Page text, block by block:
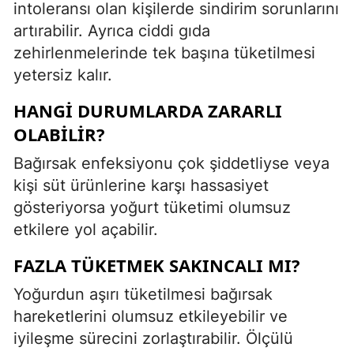
intoleransı olan kişilerde sindirim sorunlarını
artırabilir. Ayrıca ciddi gıda
zehirlenmelerinde tek başına tüketilmesi
yetersiz kalır.
HANGI DURUMLARDA ZARARLI
OLABILIR?
Bağırsak enfeksiyonu çok şiddetliyse veya
kişi süt ürünlerine karşı hassasiyet
gösteriyorsa yoğurt tüketimi olumsuz
etkilere yol açabilir.
FAZLA TÜKETMEK SAKINCALI MI?
Yoğurdun aşırı tüketilmesi bağırsak
hareketlerini olumsuz etkileyebilir ve
iyileşme sürecini zorlaştırabilir. Ölçülü